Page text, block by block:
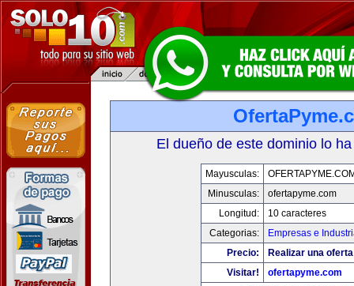
El dueño de este dominio lo
Mayusculas:
Minusculas:
ofertapyme.com
Longitud:
10 caracteres
Categorias:
Empresas e
Precio:
Realizar una
Visitar!
ofertapyme.com